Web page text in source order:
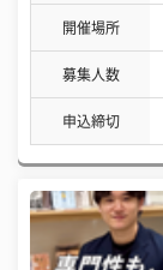
開催場所
募集人数
申込締切